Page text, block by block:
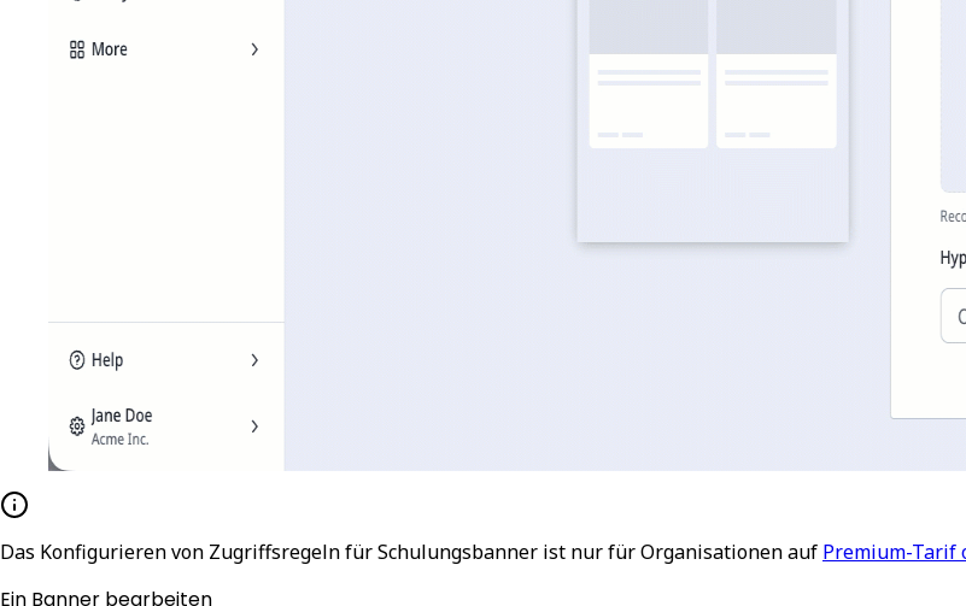
Das Konfigurieren von Zugriffsregeln für Schulungsbanner ist nur für Organisationen auf Premium-Tarif
Ein Banner bearbeiten